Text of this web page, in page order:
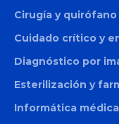
Duo Glide
Toro
Cirugía y quirófano
Cuidado crítico y
Diagnóstico por
Esterilización y
Informática médica